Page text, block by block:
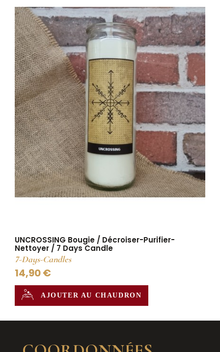
UNCROSSING Bougie / Décroiser-Purifier-
Nettoyer / 7 Days Candle
7-Days-Candles
14,90 €
AJOUTER AU CHAUDRON